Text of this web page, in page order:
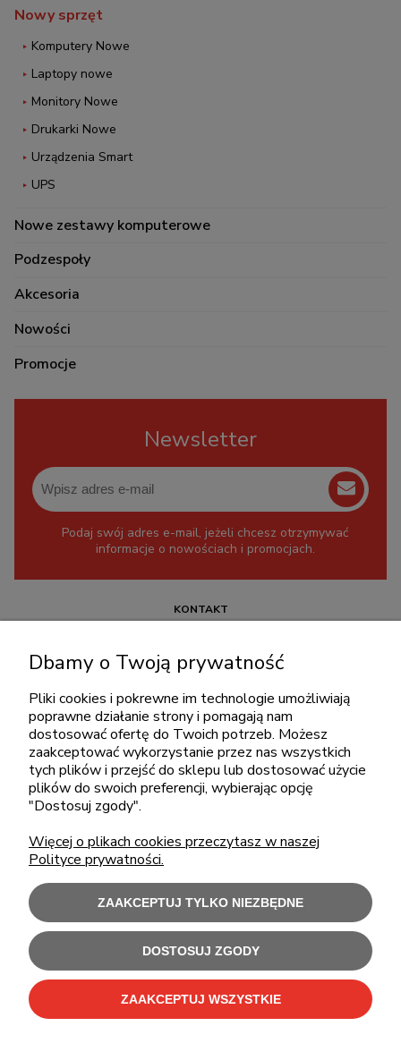
Nowy sprzęt
Komputery Nowe
Laptopy nowe
Monitory Nowe
Drukarki Nowe
Urządzenia Smart
UPS
Nowe zestawy komputerowe
Podzespoły
Akcesoria
Nowości
Promocje
Newsletter
Podaj swój adres e-mail, jeżeli chcesz otrzymywać
informacje o nowościach i promocjach.
KONTAKT
pon.-piąt.: 08:00-16:00
sklep@cebit.pl
ZAKUPY
MOJE KONTO
INFORMACJE
Użytkowanie sklepu oznacza zgodę na wykorzystywanie plików cookies.
Szczegółowe informacje wPolityce prywatności
C-Bit Bis OnLine - tanie laptopy poleasingowe i używane komputery biurowe.
Dbamy o Twoją prywatność
Pliki cookies i pokrewne im technologie umożliwiają
poprawne działanie strony i pomagają nam
dostosować ofertę do Twoich potrzeb. Możesz
zaakceptować wykorzystanie przez nas wszystkich
tych plików i przejść do sklepu lub dostosować użycie
plików do swoich preferencji, wybierając opcję
"Dostosuj zgody".
Więcej o plikach cookies przeczytasz w naszej
Polityce prywatności.
ZAAKCEPTUJ TYLKO NIEZBĘDNE
DOSTOSUJ ZGODY
ZAAKCEPTUJ WSZYSTKIE